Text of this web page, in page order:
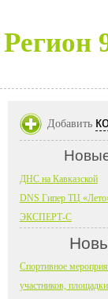
Регион
Добавить
ДНС на Кавказской
DNS Гипер ТЦ
ЭКСПЕРТ-С
Спортивное
участников,